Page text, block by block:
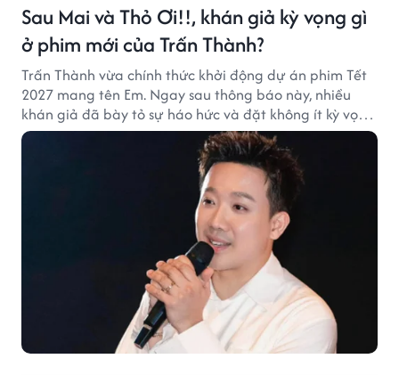
Sau Mai và Thỏ Ơi!!, khán giả kỳ vọng gì
ở phim mới của Trấn Thành?
Trấn Thành vừa chính thức khởi động dự án phim Tết
2027 mang tên Em. Ngay sau thông báo này, nhiều
khán giả đã bày tỏ sự háo hức và đặt không ít kỳ vọng
vào bộ phim mới của Trấn Thành.